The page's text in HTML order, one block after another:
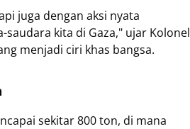
juga dengan aksi nyata
kita di Gaza," ujar Kolonel
menjadi ciri khas bangsa.
sekitar 800 ton, di mana